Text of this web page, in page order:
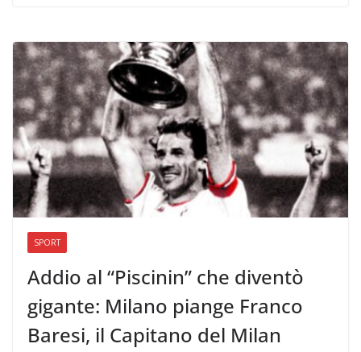
SPORT
Addio al “Piscinin” che diventò
gigante: Milano piange Franco
Baresi, il Capitano del Milan